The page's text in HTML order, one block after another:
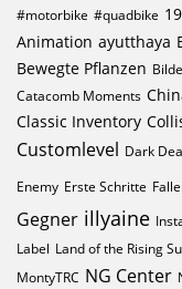
#motorbike #quadbike
Animation ayutthaya
Bewegte Pflanzen
Catacomb Moments
Classic Inventory
Customlevel Dark
Enemy Erste Schritte
Gegner illyaine
Label Land of the Rising
MontyTRC NG Center